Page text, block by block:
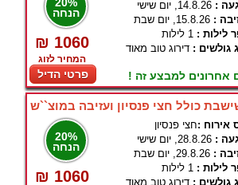
הנחה
₪ 1060
המחיר לזוג
פרטי הדיל
: 14.8.26, יום שישי
: 15.8.26, יום שבת
לילות : 1 לילות
גולשים : דירוג טוב מאוד
אחרונים למבצע זה !
20%
הנחה
₪ 1060
אירוח :חצי פנסיון
: 28.8.26, יום שישי
: 29.8.26, יום שבת
לילות : 1 לילות
גולשים : דירוג טוב מאוד